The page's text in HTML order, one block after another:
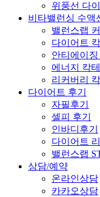
위풍선 다
비타밸런싱 수액
밸런스랩
다이어트
안티에이
에너지 칵
리커버리
다이어트 후기
자필후기
셀피 후기
인바디후기
다이어트
밸런스랩
상담/예약
온라인상담
카카오상담